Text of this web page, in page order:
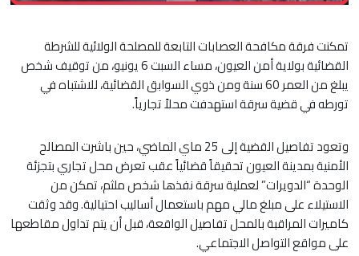
تمكنت فرقة مكافحة العصابات التابعة للمصلحة الولائية للشرطة
القضائية بولاية أمن العيون، مساء السبت 6 يونيو، من توقيف شخص
يبلغ من العمر 60 سنة ومن ذوي السوابق القضائية، للاشتباه في
تورطه في قضية سرقة استهدفت محلاً تجارياً.
وتعود تفاصيل القضية إلى 25 ماي الماضي، حين باشرت المصالح
الأمنية بمدينة العيون تحقيقاً قضائياً عقب تعرض محل تجاري بتجزئة
الوحدة “الدويرات” لعملية سرقة نفذها شخص ملثم، تمكن من
الاستيلاء على مبلغ مالي مهم باستعمال أساليب احتيالية. وقد وثقت
كاميرات المراقبة بالمحل تفاصيل الواقعة، قبل أن يتم تداول مقاطعها
على مواقع التواصل الاجتماعي.